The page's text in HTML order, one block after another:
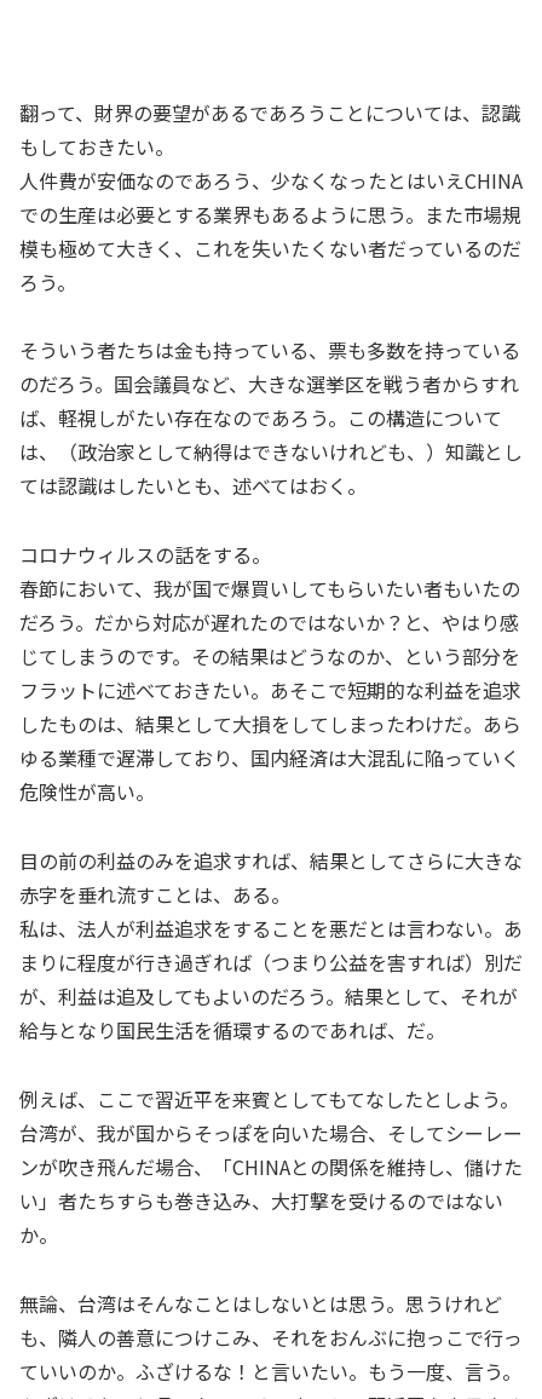
翻って、財界の要望があるであろうことについては、認識
もしておきたい。
人件費が安価なのであろう、少なくなったとはいえCHINA
での生産は必要とする業界もあるように思う。また市場規
模も極めて大きく、これを失いたくない者だっているのだ
ろう。
そういう者たちは金も持っている、票も多数を持っている
のだろう。国会議員など、大きな選挙区を戦う者からすれ
ば、軽視しがたい存在なのであろう。この構造について
は、（政治家として納得はできないけれども、）知識とし
ては認識はしたいとも、述べてはおく。
コロナウィルスの話をする。
春節において、我が国で爆買いしてもらいたい者もいたの
だろう。だから対応が遅れたのではないか？と、やはり感
じてしまうのです。その結果はどうなのか、という部分を
フラットに述べておきたい。あそこで短期的な利益を追求
したものは、結果として大損をしてしまったわけだ。あら
ゆる業種で遅滞しており、国内経済は大混乱に陥っていく
危険性が高い。
目の前の利益のみを追求すれば、結果としてさらに大きな
赤字を垂れ流すことは、ある。
私は、法人が利益追求をすることを悪だとは言わない。あ
まりに程度が行き過ぎれば（つまり公益を害すれば）別だ
が、利益は追及してもよいのだろう。結果として、それが
給与となり国民生活を循環するのであれば、だ。
例えば、ここで習近平を来賓としてもてなしたとしよう。
台湾が、我が国からそっぽを向いた場合、そしてシーレー
ンが吹き飛んだ場合、「CHINAとの関係を維持し、儲けた
い」者たちすらも巻き込み、大打撃を受けるのではない
か。
無論、台湾はそんなことはしないとは思う。思うけれど
も、隣人の善意につけこみ、それをおんぶに抱っこで行っ
ていいのか。ふざけるな！と言いたい。もう一度、言う。